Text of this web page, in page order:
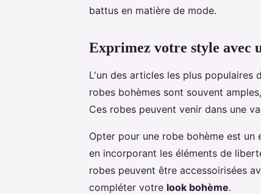
battus en matière de mode.
Exprimez votre style avec
L'un des articles les plus populaires
robes bohèmes sont souvent
Ces robes peuvent venir dans une
Opter pour une robe bohème est
en incorporant les éléments de
robes peuvent être accessoirisées
compléter votre look bohème.